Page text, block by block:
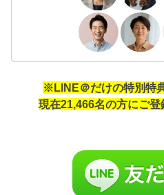
※LINE＠だけの特別特
現在21,466名の方にご登